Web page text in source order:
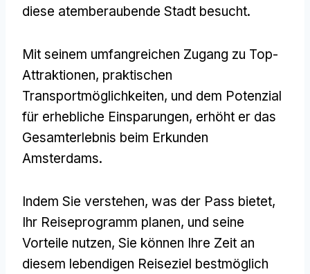
diese atemberaubende Stadt besucht.
Mit seinem umfangreichen Zugang zu Top-
Attraktionen, praktischen
Transportmöglichkeiten, und dem Potenzial
für erhebliche Einsparungen, erhöht er das
Gesamterlebnis beim Erkunden
Amsterdams.
Indem Sie verstehen, was der Pass bietet,
Ihr Reiseprogramm planen, und seine
Vorteile nutzen, Sie können Ihre Zeit an
diesem lebendigen Reiseziel bestmöglich